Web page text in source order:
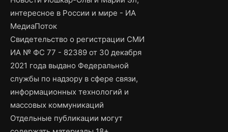
интересное в России и мире - ИА
МедиаПоток
Свидетельство о регистрации СМИ
ИА № ФС 77 - 82389 от 30 декабря
2021 года выдано Федеральной
службы по надзору в сфере связи,
информационных технологий и
массовых коммуникаций
Отдельные публикации могут